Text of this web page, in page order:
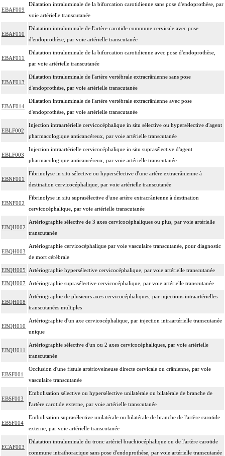
EBAF009
Dilatation intraluminale de la bifurcation carotidienne sans pose d'endoprothèse, par
voie artérielle transcutanée
EBAF010
Dilatation intraluminale de l'artère carotide commune cervicale avec pose
d'endoprothèse, par voie artérielle transcutanée
EBAF011
Dilatation intraluminale de la bifurcation carotidienne avec pose d'endoprothèse,
par voie artérielle transcutanée
EBAF013
Dilatation intraluminale de l'artère vertébrale extracrânienne sans pose
d'endoprothèse, par voie artérielle transcutanée
EBAF014
Dilatation intraluminale de l'artère vertébrale extracrânienne avec pose
d'endoprothèse, par voie artérielle transcutanée
EBLF002
Injection intraartérielle cervicocéphalique in situ sélective ou hypersélective d'agent
pharmacologique anticancéreux, par voie artérielle transcutanée
EBLF003
Injection intraartérielle cervicocéphalique in situ suprasélective d'agent
pharmacologique anticancéreux, par voie artérielle transcutanée
EBNF001
Fibrinolyse in situ sélective ou hypersélective d'une artère extracrânienne à
destination cervicocéphalique, par voie artérielle transcutanée
EBNF002
Fibrinolyse in situ suprasélective d'une artère extracrânienne à destination
cervicocéphalique, par voie artérielle transcutanée
EBQH002
Artériographie sélective de 3 axes cervicocéphaliques ou plus, par voie artérielle
transcutanée
EBQH003
Artériographie cervicocéphalique par voie vasculaire transcutanée, pour diagnostic
de mort cérébrale
EBQH005 Artériographie hypersélective cervicocéphalique, par voie artérielle transcutanée
EBQH007 Artériographie suprasélective cervicocéphalique, par voie artérielle transcutanée
EBQH008
Artériographie de plusieurs axes cervicocéphaliques, par injections intraartérielles
transcutanées multiples
EBQH010
Artériographie d'un axe cervicocéphalique, par injection intraartérielle transcutanée
unique
EBQH011
Artériographie sélective d'un ou 2 axes cervicocéphaliques, par voie artérielle
transcutanée
EBSF001
Occlusion d'une fistule artérioveineuse directe cervicale ou crânienne, par voie
vasculaire transcutanée
EBSF003
Embolisation sélective ou hypersélective unilatérale ou bilatérale de branche de
l'artère carotide externe, par voie artérielle transcutanée
EBSF004
Embolisation suprasélective unilatérale ou bilatérale de branche de l'artère carotide
externe, par voie artérielle transcutanée
ECAF003
Dilatation intraluminale du tronc artériel brachiocéphalique ou de l'artère carotide
commune intrathoracique sans pose d'endoprothèse, par voie artérielle transcutanée